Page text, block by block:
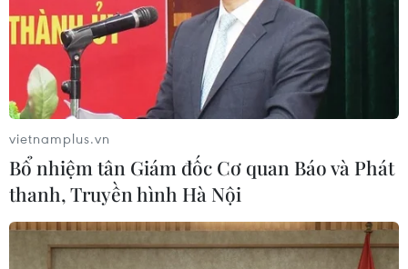
vietnamplus.vn
Bổ nhiệm tân Giám đốc Cơ quan Báo và Phát
thanh, Truyền hình Hà Nội